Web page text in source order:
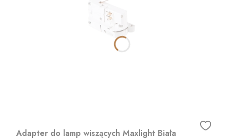
Adapter do lamp wiszących Maxlight Biała